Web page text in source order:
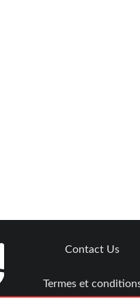
Contact Us
Termes et